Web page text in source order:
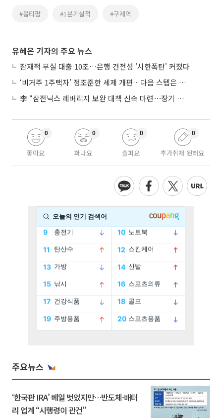
#옵티팜 #1분기실적 #구제역
유혜은 기자의 주요 뉴스
잠재적 부실 대출 10조…은행 건전성 '시한폭탄' 커졌다
‘비거주 1주택자’ 정조준한 세제 개편…다음 스텝은 금융 대책
李 “삼전닉스 레버리지 보완 대책 신속 마련⋯장기 채무 과감히 탕감”
좋아요
0
화나요
0
슬퍼요
0
추가취재 원해요
0
주요뉴스
‘한국판 IRA’ 베일 벗었지만…반도체·배터
리 업계 “시행령이 관건”